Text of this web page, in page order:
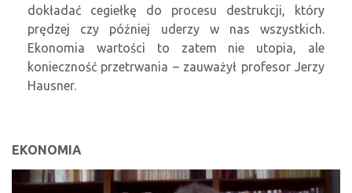
dokładać cegiełkę do procesu destrukcji, który
prędzej czy później uderzy w nas wszystkich.
Ekonomia wartości to zatem nie utopia, ale
konieczność przetrwania – zauważył profesor Jerzy
Hausner.
EKONOMIA